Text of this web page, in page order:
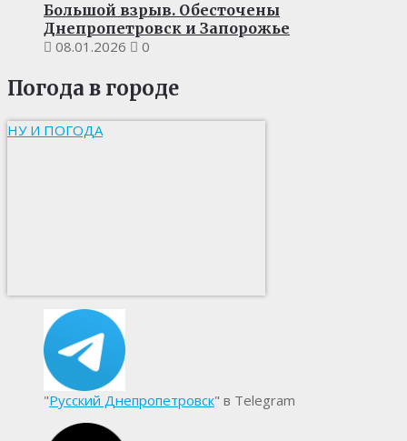
Большой взрыв. Обесточены
Днепропетровск и Запорожье
08.01.2026
0
Погода в городе
НУ И ПОГОДА
"Русский Днепропетровск" в Telegram